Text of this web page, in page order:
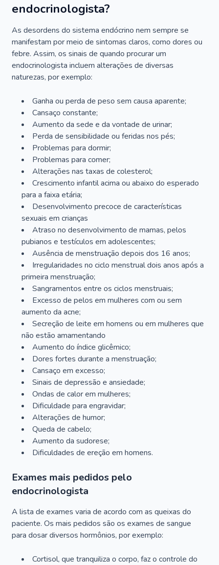
endocrinologista?
As desordens do sistema endócrino nem sempre se
manifestam por meio de sintomas claros, como dores ou
febre. Assim, os sinais de quando procurar um
endocrinologista incluem alterações de diversas
naturezas, por exemplo:
Ganha ou perda de peso sem causa aparente;
Cansaço constante;
Aumento da sede e da vontade de urinar;
Perda de sensibilidade ou feridas nos pés;
Problemas para dormir;
Problemas para comer;
Alterações nas taxas de colesterol;
Crescimento infantil acima ou abaixo do esperado
para a faixa etária;
Desenvolvimento precoce de características
sexuais em crianças
Atraso no desenvolvimento de mamas, pelos
pubianos e testículos em adolescentes;
Ausência de menstruação depois dos 16 anos;
Irregularidades no ciclo menstrual dois anos após a
primeira menstruação;
Sangramentos entre os ciclos menstruais;
Excesso de pelos em mulheres com ou sem
aumento da acne;
Secreção de leite em homens ou em mulheres que
não estão amamentando
Aumento do índice glicêmico;
Dores fortes durante a menstruação;
Cansaço em excesso;
Sinais de depressão e ansiedade;
Ondas de calor em mulheres;
Dificuldade para engravidar;
Alterações de humor;
Queda de cabelo;
Aumento da sudorese;
Dificuldades de ereção em homens.
Exames mais pedidos pelo
endocrinologista
A lista de exames varia de acordo com as queixas do
paciente. Os mais pedidos são os exames de sangue
para dosar diversos hormônios, por exemplo:
Cortisol, que tranquiliza o corpo, faz o controle do